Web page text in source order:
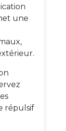
une
répulsif